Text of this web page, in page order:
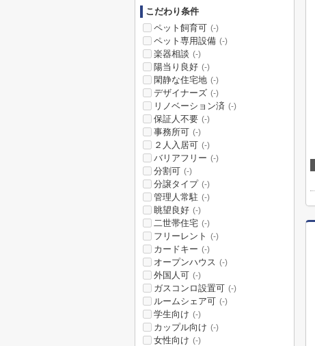
こだわり条件
ペット飼育可 (-)
ペット専用設備 (-)
楽器相談 (-)
陽当り良好 (-)
閑静な住宅地 (-)
デザイナーズ (-)
リノベーション済 (-)
保証人不要 (-)
事務所可 (-)
２人入居可 (-)
バリアフリー (-)
分割可 (-)
分譲タイプ (-)
管理人常駐 (-)
眺望良好 (-)
二世帯住宅 (-)
フリーレント (-)
カードキー (-)
オープンハウス (-)
外国人可 (-)
ガスコンロ設置可 (-)
ルームシェア可 (-)
学生向け (-)
カップル向け (-)
女性向け (-)